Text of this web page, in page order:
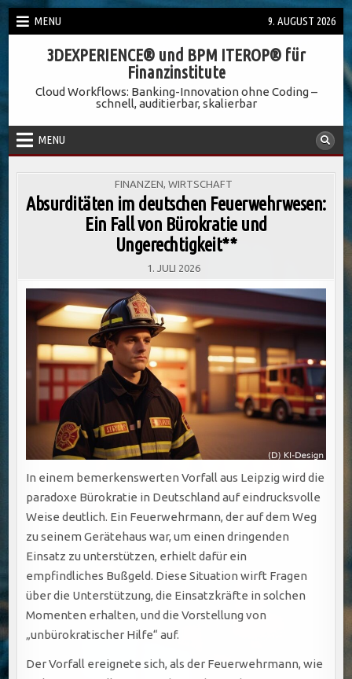
Skip
to
MENU 9. AUGUST 2026
3DEXPERIENCE® und BPM ITEROP® für
Finanzinstitute
Cloud Workflows: Banking-Innovation ohne Coding –
schnell, auditierbar, skalierbar
MENU
POSTED
FINANZEN WIRTSCHAFT
Absurditäten im deutschen Feuerwehrwesen:
Ein Fall von Bürokratie und
Ungerechtigkeit**
1. JULI 2026
In einem bemerkenswerten Vorfall aus Leipzig wird die
paradoxe Bürokratie in Deutschland auf eindrucksvolle
Weise deutlich. Ein Feuerwehrmann, der auf dem Weg
zu seinem Gerätehaus war, um einen dringenden
Einsatz zu unterstützen, erhielt dafür ein
empfindliches Bußgeld. Diese Situation wirft Fragen
über die Unterstützung, die Einsatzkräfte in solchen
Momenten erhalten, und die Vorstellung von
„unbürokratischer Hilfe“ auf.
Der Vorfall ereignete sich, als der Feuerwehrmann, wie